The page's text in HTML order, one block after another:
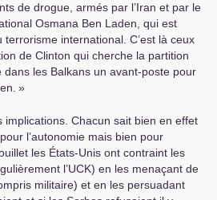
de drogue, armés par l’Iran et par le
Osmana Ben Laden, qui est
terrorisme international. C’est là ceux
de Clinton qui cherche la partition
dans les Balkans un avant-poste pour
»
implications. Chacun sait bien en effet
l’autonomie mais bien pour
les États-Unis ont contraint les
l’UCK) en les menaçant de
militaire) et en les persuadant